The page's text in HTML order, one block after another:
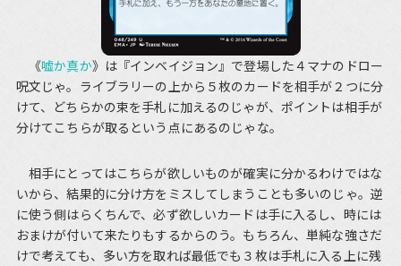
《嘘か真か》は『インベイジョン』で登場した４マナのドロー
呪文じゃ。ライブラリーの上から５枚のカードを相手が２つに分
けて、どちらかの束を手札に加えるのじゃが、ポイントは相手が
分けてこちらが取るという点にあるのじゃな。
相手にとってはこちらが欲しいものが確実に分かるわけではな
いから、結果的に分け方をミスしてしまうことも多いのじゃ。逆
に使う側はらくちんで、必ず欲しいカードは手に入るし、時には
おまけが付いて来たりもするからのう。もちろん、単純な強さだ
けで考えても、多い方を取れば最低でも３枚は手札に入る上に残